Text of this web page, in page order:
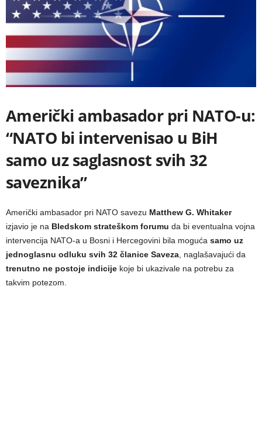
Američki ambasador pri NATO-u:
“NATO bi intervenisao u BiH
samo uz saglasnost svih 32
saveznika”
Američki ambasador pri NATO savezu Matthew G. Whitaker
izjavio je na Bledskom strateškom forumu da bi eventualna vojna
intervencija NATO-a u Bosni i Hercegovini bila moguća samo uz
jednoglasnu odluku svih 32 članice Saveza, naglašavajući da
trenutno ne postoje indicije koje bi ukazivale na potrebu za
takvim potezom.